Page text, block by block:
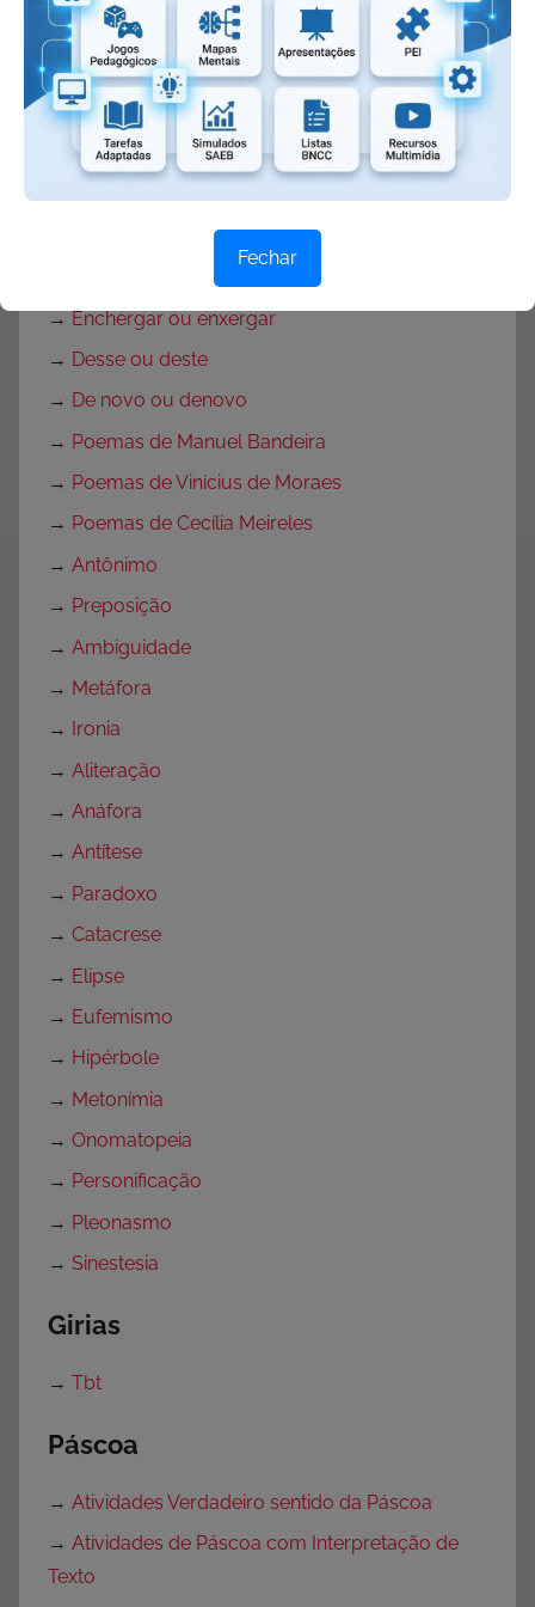
→Xingar ou chingar
→Catorze ou quatorze
→Trouxe ou trousse
Seiscentos ou seissentos
Excessão ou exceção
→Enchergar ou enxergar
→ Desse ou deste
→ De novo ou denovo
→ Poemas de Manuel Bandeira
→ Poemas de Vinícius de Moraes
→ Poemas de Cecília Meireles
→ Antônimo
→ Preposição
→ Ambiguidade
→ Metáfora
→
Ironia
→ Aliteração
→ Anáfora
→ Antítese
→ Paradoxo
→ Catacrese
→ Elipse
→ Eufemismo
→ Hipérbole
→ Metonímia
→ Onomatopeia
→ Personificação
→ Pleonasmo
→ Sinestesia
Girias
→ Tbt
Páscoa
→ Atividades Verdadeiro sentido da Páscoa
→ Atividades de Páscoa com Interpretação de
Texto
Fechar